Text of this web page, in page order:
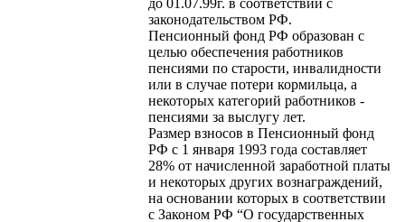
до 01.07.99г. в соответствии с
законодательством РФ.
Пенсионный фонд РФ образован с
целью обеспечения работников
пенсиями по старости, инвалидности
или в случае потери кормильца, а
некоторых категорий работников -
пенсиями за выслугу лет.
Размер взносов в Пенсионный фонд
РФ с 1 января 1993 года составляет
28% от начисленной заработной платы
и некоторых других вознаграждений,
на основании которых в соответствии
с Законом РФ “О государственных